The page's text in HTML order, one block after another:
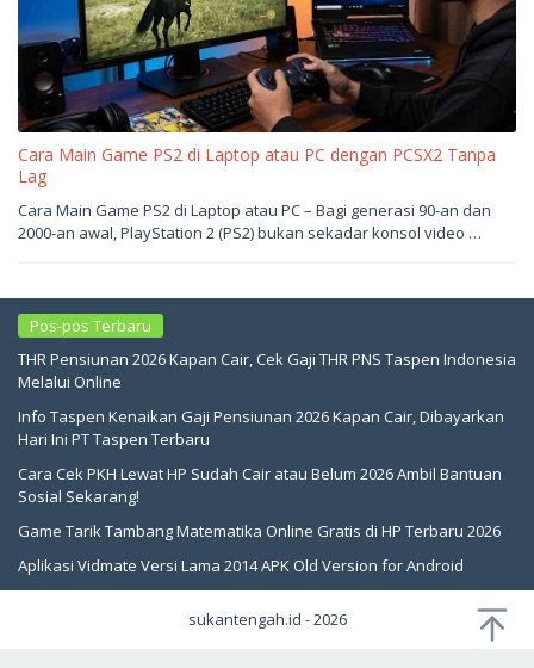
Cara Main Game PS2 di Laptop atau PC dengan PCSX2 Tanpa
Lag
Mei
5,
Cara Main Game PS2 di Laptop atau PC – Bagi generasi 90-an dan
2000-an awal, PlayStation 2 (PS2) bukan sekadar konsol video …
Pos-pos Terbaru
THR Pensiunan 2026 Kapan Cair, Cek Gaji THR PNS Taspen Indonesia
Melalui Online
Info Taspen Kenaikan Gaji Pensiunan 2026 Kapan Cair, Dibayarkan
Hari Ini PT Taspen Terbaru
Cara Cek PKH Lewat HP Sudah Cair atau Belum 2026 Ambil Bantuan
Sosial Sekarang!
Game Tarik Tambang Matematika Online Gratis di HP Terbaru 2026
Aplikasi Vidmate Versi Lama 2014 APK Old Version for Android
sukantengah.id - 2026